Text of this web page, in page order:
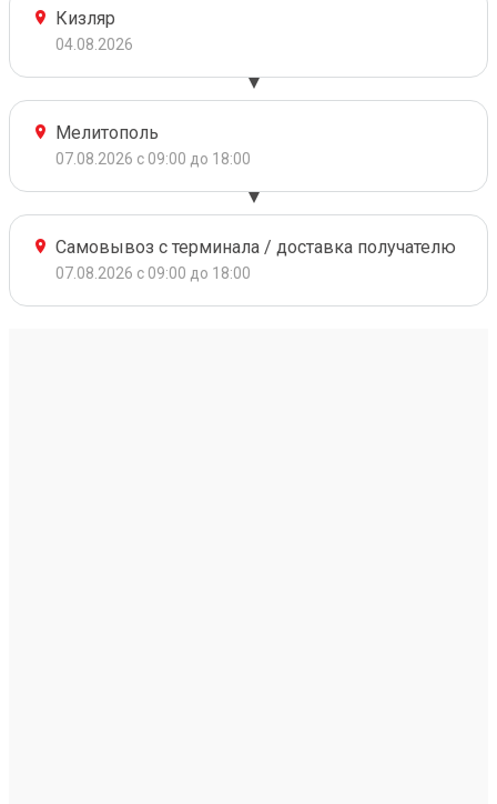
Кизляр
04.08.2026
Мелитополь
07.08.2026 с 09:00 до 18:00
Самовывоз с терминала / доставка получателю
07.08.2026 с 09:00 до 18:00